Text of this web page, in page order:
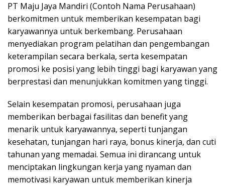
PT Maju Jaya Mandiri (Contoh Nama Perusahaan)
berkomitmen untuk memberikan kesempatan bagi
karyawannya untuk berkembang. Perusahaan
menyediakan program pelatihan dan pengembangan
keterampilan secara berkala, serta kesempatan
promosi ke posisi yang lebih tinggi bagi karyawan yang
berprestasi dan menunjukkan komitmen yang tinggi.
Selain kesempatan promosi, perusahaan juga
memberikan berbagai fasilitas dan benefit yang
menarik untuk karyawannya, seperti tunjangan
kesehatan, tunjangan hari raya, bonus kinerja, dan cuti
tahunan yang memadai. Semua ini dirancang untuk
menciptakan lingkungan kerja yang nyaman dan
memotivasi karyawan untuk memberikan kinerja